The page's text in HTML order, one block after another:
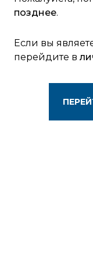
позднее.
Если вы
перейдите в